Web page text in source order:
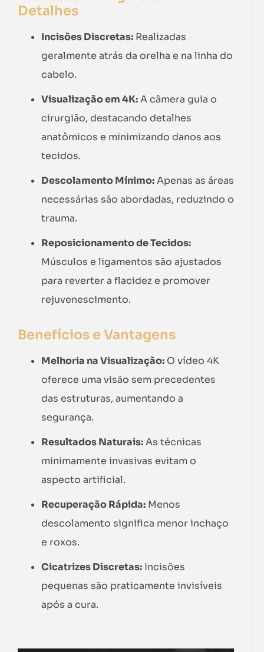
Detalhes
Incisões Discretas: Realizadas
geralmente atrás da orelha e na linha do
cabelo.
Visualização em 4K:A câmera guia o
cirurgião, destacando detalhes
anatômicos e minimizando danos aos
tecidos.
Descolamento Mínimo:Apenas as áreas
necessárias são abordadas, reduzindo o
trauma.
Reposicionamento de Tecidos:
Músculos e ligamentos são ajustados
para reverter a flacidez e promover
rejuvenescimento.
Benefícios e Vantagens
Melhoria na Visualização: O vídeo 4K
oferece uma visão sem precedentes
das estruturas, aumentando a
segurança.
Resultados Naturais:As técnicas
minimamente invasivas evitam o
aspecto artificial.
Recuperação Rápida: Menos
descolamento significa menor inchaço
e roxos.
Cicatrizes Discretas: Incisões
pequenas são praticamente invisíveis
após a cura.